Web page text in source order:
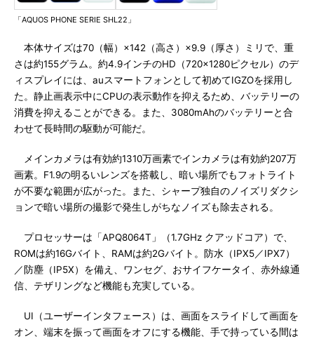
「AQUOS PHONE SERIE SHL22」
本体サイズは70（幅）×142（高さ）×9.9（厚さ）ミリで、重
さは約155グラム。約4.9インチのHD（720×1280ピクセル）のデ
ィスプレイには、auスマートフォンとして初めてIGZOを採用し
た。静止画表示中にCPUの表示動作を抑えるため、バッテリーの
消費を抑えることができる。また、3080mAhのバッテリーと合
わせて長時間の駆動が可能だ。
メインカメラは有効約1310万画素でインカメラは有効約207万
画素。F1.9の明るいレンズを搭載し、暗い場所でもフォトライト
が不要な範囲が広がった。また、シャープ独自のノイズリダクシ
ョンで暗い場所の撮影で発生しがちなノイズも除去される。
プロセッサーは「APQ8064T」（1.7GHz クアッドコア）で、
ROMは約16Gバイト、RAMは約2Gバイト。防水（IPX5／IPX7）
／防塵（IP5X）を備え、ワンセグ、おサイフケータイ、赤外線通
信、テザリングなど機能も充実している。
UI（ユーザーインタフェース）は、画面をスライドして画面を
オン、端末を振って画面をオフにする機能、手で持っている間は